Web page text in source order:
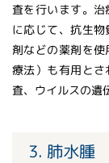
査を行います。
に応じて、抗生
剤などの薬剤を
療法）も有用と
査、ウイルスの遺
3. 肺水腫